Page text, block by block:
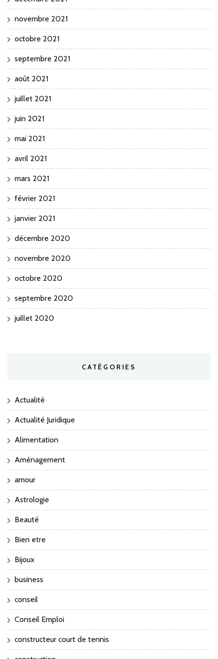
novembre 2021
octobre 2021
septembre 2021
août 2021
juillet 2021
juin 2021
mai 2021
avril 2021
mars 2021
février 2021
janvier 2021
décembre 2020
novembre 2020
octobre 2020
septembre 2020
juillet 2020
CATÉGORIES
Actualité
Actualité Juridique
Alimentation
Aménagement
amour
Astrologie
Beauté
Bien etre
Bijoux
business
conseil
Conseil Emploi
constructeur court de tennis